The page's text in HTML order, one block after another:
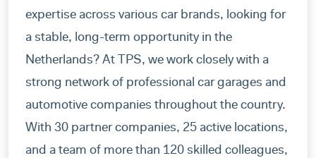
expertise across various car brands, looking for
a stable, long-term opportunity in the
Netherlands? At TPS, we work closely with a
strong network of professional car garages and
automotive companies throughout the country.
With 30 partner companies, 25 active locations,
and a team of more than 120 skilled colleagues,